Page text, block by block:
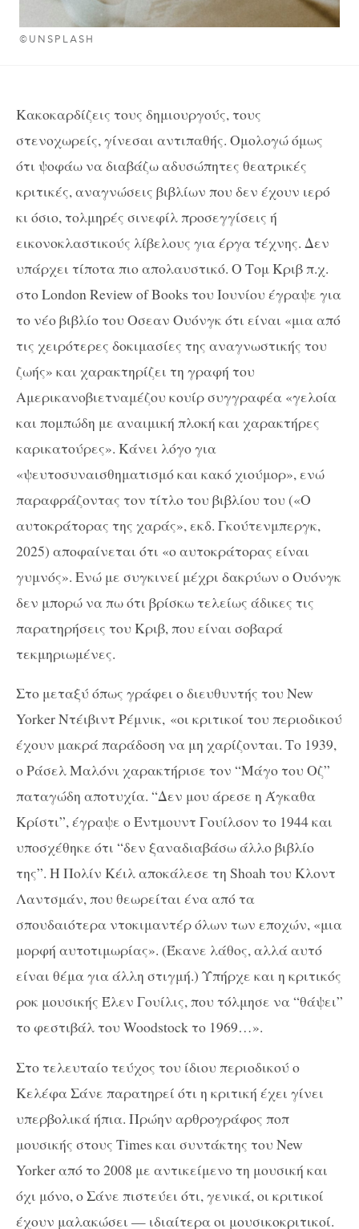
©UNSPLASH
Κακοκαρδίζεις τους δημιουργούς, τους
στενοχωρείς, γίνεσαι αντιπαθής. Ομολογώ όμως
ότι ψοφάω να διαβάζω αδυσώπητες θεατρικές
κριτικές, αναγνώσεις βιβλίων που δεν έχουν ιερό
κι όσιο, τολμηρές σινεφίλ προσεγγίσεις ή
εικονοκλαστικούς λίβελους για έργα τέχνης. Δεν
υπάρχει τίποτα πιο απολαυστικό. Ο Τομ Κριβ π.χ.
στο London Review of Books του Ιουνίου έγραψε για
το νέο βιβλίο του Οσεαν Ουόνγκ ότι είναι «μια από
τις χειρότερες δοκιμασίες της αναγνωστικής του
ζωής» και χαρακτηρίζει τη γραφή του
Αμερικανοβιετναμέζου κουίρ συγγραφέα «γελοία
και πομπώδη με αναιμική πλοκή και χαρακτήρες
καρικατούρες». Κάνει λόγο για
«ψευτοσυναισθηματισμό και κακό χιούμορ», ενώ
παραφράζοντας τον τίτλο του βιβλίου του («Ο
αυτοκράτορας της χαράς», εκδ. Γκούτενμπεργκ,
2025) αποφαίνεται ότι «ο αυτοκράτορας είναι
γυμνός». Ενώ με συγκινεί μέχρι δακρύων ο Ουόνγκ
δεν μπορώ να πω ότι βρίσκω τελείως άδικες τις
παρατηρήσεις του Κριβ, που είναι σοβαρά
τεκμηριωμένες.
Στο μεταξύ όπως γράφει ο διευθυντής του New
Yorker Ντέιβιντ Ρέμνικ, «οι κριτικοί του περιοδικού
έχουν μακρά παράδοση να μη χαρίζονται. Το 1939,
ο Ράσελ Μαλόνι χαρακτήρισε τον “Μάγο του Οζ”
παταγώδη αποτυχία. “Δεν μου άρεσε η Άγκαθα
Κρίστι”, έγραψε ο Έντμουντ Γουίλσον το 1944 και
υποσχέθηκε ότι “δεν ξαναδιαβάσω άλλο βιβλίο
της”. Η Πολίν Κέιλ αποκάλεσε τη Shoah του Κλοντ
Λαντσμάν, που θεωρείται ένα από τα
σπουδαιότερα ντοκιμαντέρ όλων των εποχών, «μια
μορφή αυτοτιμωρίας». (Έκανε λάθος, αλλά αυτό
είναι θέμα για άλλη στιγμή.) Υπήρχε και η κριτικός
ροκ μουσικής Έλεν Γουίλις, που τόλμησε να “θάψει”
το φεστιβάλ του Woodstock το 1969…».
Στο τελευταίο τεύχος του ίδιου περιοδικού ο
Κελέφα Σάνε παρατηρεί ότι η κριτική έχει γίνει
υπερβολικά ήπια. Πρώην αρθρογράφος ποπ
μουσικής στους Times και συντάκτης του New
Yorker από το 2008 με αντικείμενο τη μουσική και
όχι μόνο, ο Σάνε πιστεύει ότι, γενικά, οι κριτικοί
έχουν μαλακώσει — ιδιαίτερα οι μουσικοκριτικοί.